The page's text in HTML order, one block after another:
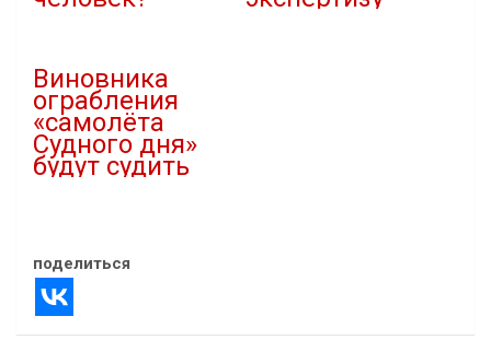
Виновника
ограбления
«самолёта
Судного дня»
будут судить
поделиться